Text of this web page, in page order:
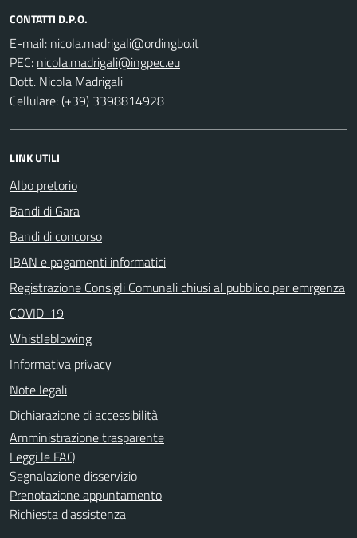
CONTATTI D.P.O.
E-mail:
PEC:
Dott. Nicola Madrigali
Cellulare: (+39) 3398814928
LINK UTILI
Albo pretorio
Bandi di Gara
Bandi di concorso
IBAN e pagamenti informatici
Registrazione Consigli Comunali chiusi al pubblico per emrgenza
COVID-19
Whistleblowing
Informativa privacy
Note legali
Dichiarazione di accessibilità
Amministrazione trasparente
Leggi le FAQ
Segnalazione disservizio
Prenotazione appuntamento
Richiesta d'assistenza